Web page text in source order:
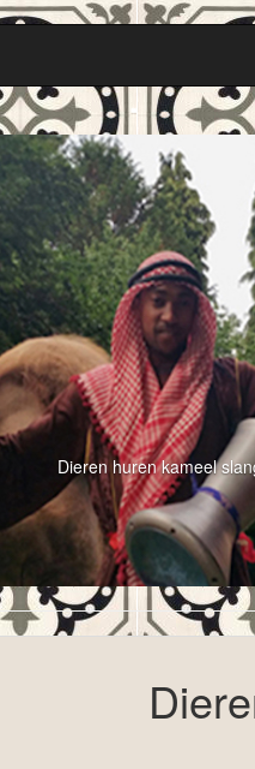
Dieren huren kameel